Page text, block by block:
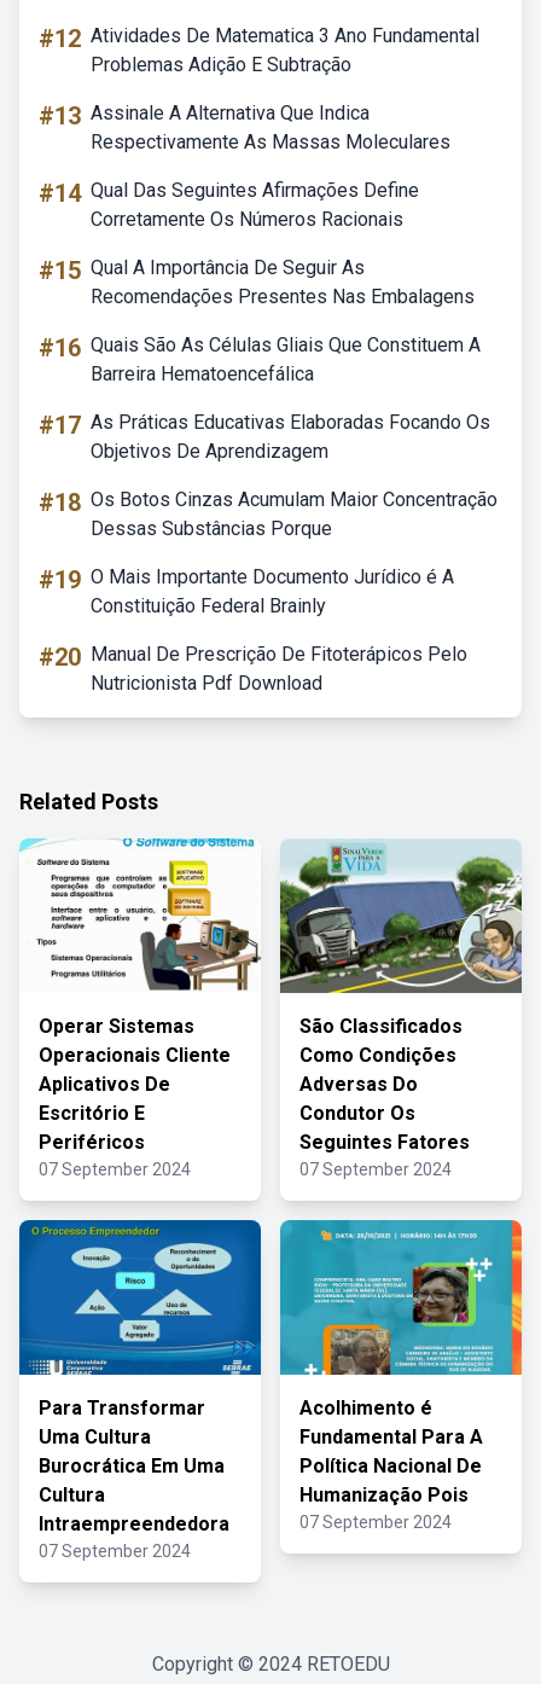
#12 Atividades De Matematica 3 Ano Fundamental
Problemas Adição E Subtração
#13 Assinale A Alternativa Que Indica
Respectivamente As Massas Moleculares
#14 Qual Das Seguintes Afirmações Define
Corretamente Os Números Racionais
#15 Qual A Importância De Seguir As
Recomendações Presentes Nas Embalagens
#16 Quais São As Células Gliais Que Constituem A
Barreira Hematoencefálica
#17 As Práticas Educativas Elaboradas Focando Os
Objetivos De Aprendizagem
#18 Os Botos Cinzas Acumulam Maior Concentração
Dessas Substâncias Porque
#19 O Mais Importante Documento Jurídico é A
Constituição Federal Brainly
#20 Manual De Prescrição De Fitoterápicos Pelo
Nutricionista Pdf Download
Related Posts
Operar Sistemas
Operacionais Cliente
Aplicativos De
Escritório E
Periféricos
07 September 2024
São Classificados
Como Condições
Adversas Do
Condutor Os
Seguintes Fatores
07 September 2024
Para Transformar
Uma Cultura
Burocrática Em Uma
Cultura
Intraempreendedora
07 September 2024
Acolhimento é
Fundamental Para A
Política Nacional De
Humanização Pois
07 September 2024
Copyright © 2024 RETOEDU